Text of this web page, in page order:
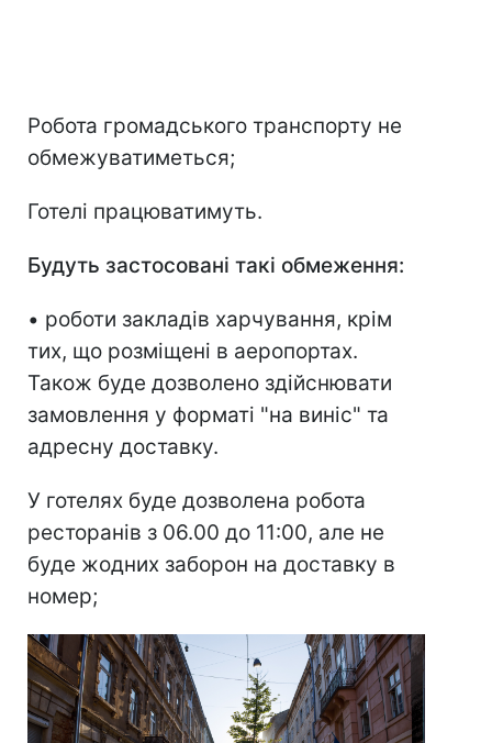
Робота громадського транспорту не
обмежуватиметься;
Готелі працюватимуть.
Будуть застосовані такі обмеження:
• роботи закладів харчування, крім
тих, що розміщені в аеропортах.
Також буде дозволено здійснювати
замовлення у форматі "на виніс" та
адресну доставку.
У готелях буде дозволена робота
ресторанів з 06.00 до 11:00, але не
буде жодних заборон на доставку в
номер;